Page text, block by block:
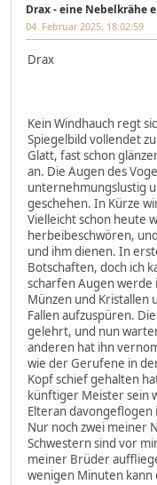
Drax - eine Nebelkrähe
04. Februar 2025, 18:02:59
Drax
Kein Windhauch regt
Spiegelbild vollendet
Glatt, fast schon
an. Die Augen des
unternehmungslustig
geschehen. In Kürze
Vielleicht schon heute
herbeibeschwören,
und ihm dienen. In
Botschaften, doch ich
scharfen Augen werde
Münzen und Kristallen
Fallen aufzuspüren.
gelehrt, und nun
anderen hat ihn
wie der Gerufene in
Kopf schief gehalten
künftiger Meister sein
Elteran davongeflogen
Nur noch zwei meiner
Schwestern sind vor
meiner Brüder
wenigen Minuten